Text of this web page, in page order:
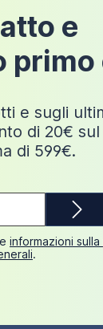
e
primo
e sugli
di 20€
di 599€.
informazioni
.